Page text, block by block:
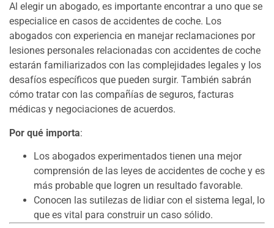
Al elegir un abogado, es importante encontrar a uno que se
especialice en casos de accidentes de coche. Los
abogados con experiencia en manejar reclamaciones por
lesiones personales relacionadas con accidentes de coche
estarán familiarizados con las complejidades legales y los
desafíos específicos que pueden surgir. También sabrán
cómo tratar con las compañías de seguros, facturas
médicas y negociaciones de acuerdos.
Por qué importa:
Los abogados experimentados tienen una mejor
comprensión de las leyes de accidentes de coche y es
más probable que logren un resultado favorable.
Conocen las sutilezas de lidiar con el sistema legal, lo
que es vital para construir un caso sólido.